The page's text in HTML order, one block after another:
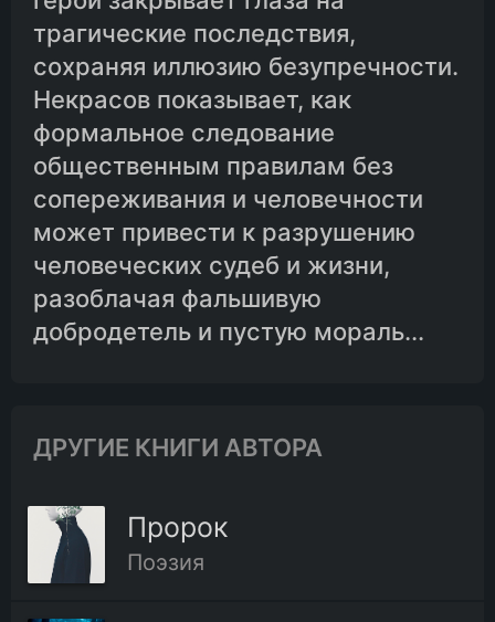
трагические последствия,
сохраняя иллюзию безупречности.
Некрасов показывает, как
формальное следование
общественным правилам без
сопереживания и человечности
может привести к разрушению
человеческих судеб и жизни,
разоблачая фальшивую
добродетель и пустую мораль...
ДРУГИЕ КНИГИ АВТОРА
Пророк
Поэзия